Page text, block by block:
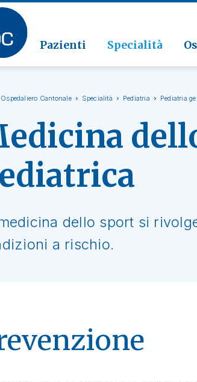
Pazienti Specialità
sezione
Clinica di
Patologia
Ospedaliero Cantonale Specialità Pediatria Pediatria
dello sport si
a rischio.